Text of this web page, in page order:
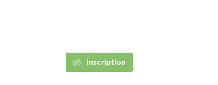
Inscription